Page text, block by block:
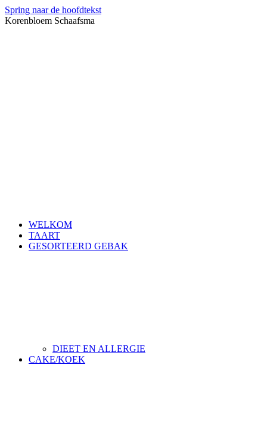
Spring naar de hoofdtekst
Korenbloem Schaafsma
WELKOM
TAART
GESORTEERD GEBAK
DIEET EN ALLERGIE
CAKE/KOEK